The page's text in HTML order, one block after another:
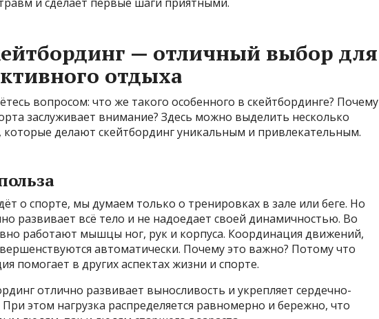
— отличный выбор для
отдыха
вопросом: что же такого особенного в скейтбординге? Почему
заслуживает внимание? Здесь можно выделить несколько
которые делают скейтбординг уникальным и привлекательным.
о спорте, мы думаем только о тренировках в зале или беге. Но
развивает всё тело и не надоедает своей динамичностью. Во
работают мышцы ног, рук и корпуса. Координация движений,
автоматически. Почему это важно? Потому что
помогает в других аспектах жизни и спорте.
отлично развивает выносливость и укрепляет сердечно-
При этом нагрузка распределяется равномерно и бережно, что